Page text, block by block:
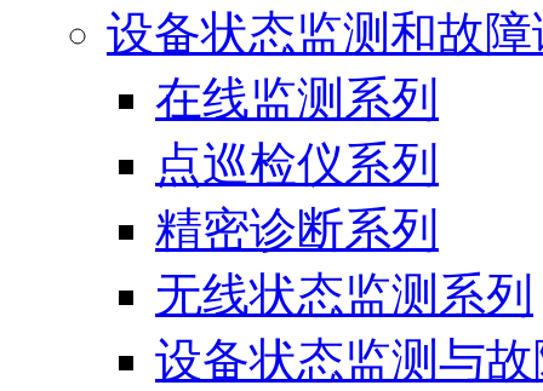
设备状态监测和故
在线监测系列
点巡检仪系列
精密诊断系列
无线状态监测系列
设备状态监测与